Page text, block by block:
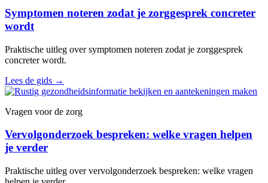
Symptomen noteren zodat je zorggesprek concreter
wordt
Praktische uitleg over symptomen noteren zodat je zorggesprek
concreter wordt.
Lees de gids →
Vragen voor de zorg
Vervolgonderzoek bespreken: welke vragen helpen
je verder
Praktische uitleg over vervolgonderzoek bespreken: welke vragen